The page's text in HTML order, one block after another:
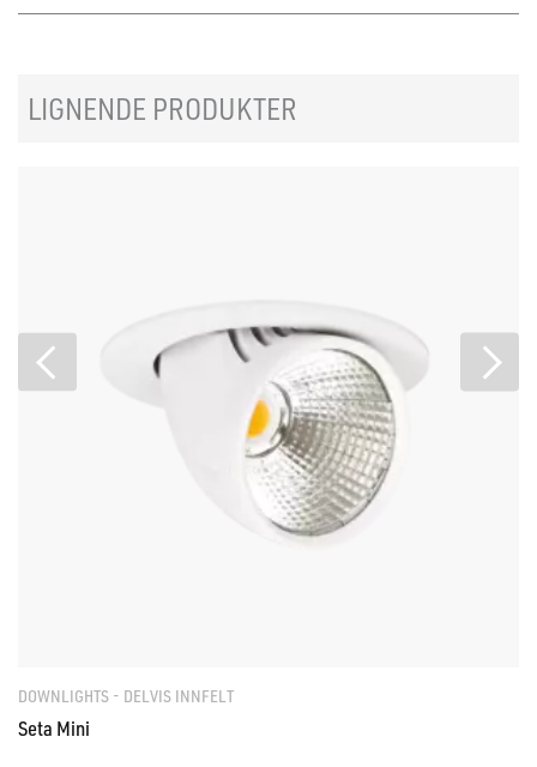
LIGNENDE PRODUKTER
DOWNLIGHTS - DELVIS INNFELT
Seta Mini